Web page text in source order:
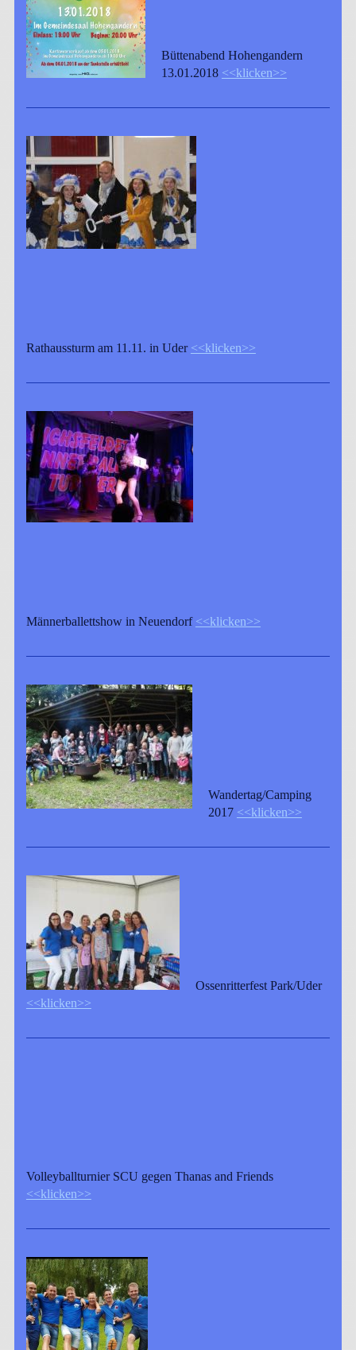
Büttenabend Hohengandern
13.01.2018 <<klicken>>
Rathaussturm am 11.11. in Uder <<klicken>>
Männerballettshow in Neuendorf <<klicken>>
Wandertag/Camping
2017 <<klicken>>
Ossenritterfest Park/Uder
<<klicken>>
Volleyballturnier SCU gegen Thanas and Friends
<<klicken>>